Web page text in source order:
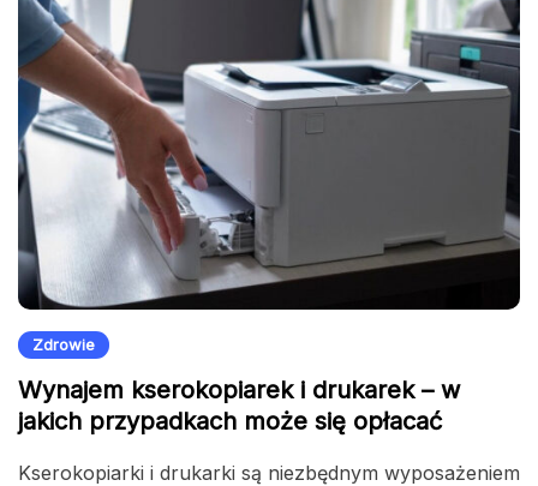
Zdrowie
Wynajem kserokopiarek i drukarek – w
jakich przypadkach może się opłacać
Kserokopiarki i drukarki są niezbędnym wyposażeniem